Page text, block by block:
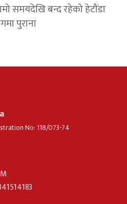
समयदेखि बन्द रहेको हेटौंडा
पुराना
No: 118/073-74